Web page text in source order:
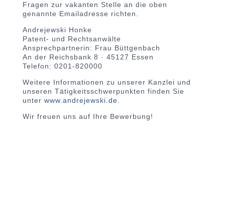
Fragen zur vakanten Stelle an die oben
genannte Emailadresse richten.
Andrejewski Honke
Patent- und Rechtsanwälte
Ansprechpartnerin: Frau Büttgenbach
An der Reichsbank 8 · 45127 Essen
Telefon: 0201-820000
Weitere Informationen zu unserer Kanzlei und
unseren Tätigkeitsschwerpunkten finden Sie
unter www.andrejewski.de
Wir freuen uns auf Ihre Bewerbung!